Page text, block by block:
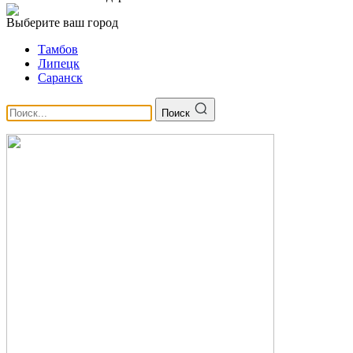
Выберите ваш город
Тамбов
Липецк
Саранск
Поиск